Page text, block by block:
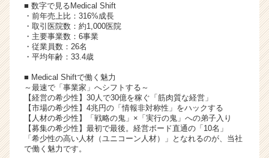
ャ
リ
ア
e
e
r
C
a
r
■ 数字で見るMedical Shift
・前年売上比：316%成長
・取引医院数：約1,000医院
・主要事業数：6事業
・従業員数：26名
・平均年齢：33.4歳
■ Medical Shiftで働く魅力
～最速で「事業家」へシフトする～
【経営の希少性】30人で30億を稼ぐ「筋肉質な経営」
【市場の希少性】4兆円の「情報非対称性」をハックする
【人材の希少性】「戦略の鬼」×「実行の鬼」への弟子入り
【募集の希少性】最初で最後。経営ボード直通の「10名」
「希少性の高い人材（ユニコーン人材）」となれるのが、当社
で働く魅力です。